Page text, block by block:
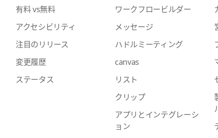
有料 vs無料
アクセシビリティ
注目のリリース
変更履歴
ステータス
ワークフロービルダー
メッセージ
ハドルミーティング
canvas
リスト
クリップ
アプリとインテグレーシ
ョン